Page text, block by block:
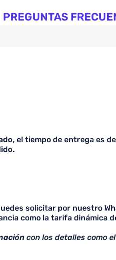
tallas y demás,
comprar
no me parece justo
no lean. 100%
la calidad es
sus camisetas
partir de hoy!
PREGUNTAS
, el tiempo de entrega es de
.
solicitar por nuestro
como la tarifa dinámica
con los detalles como